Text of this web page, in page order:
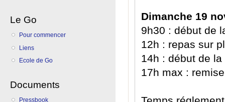
Le Go
Pour commencer
Liens
Ecole de Go
Documents
Pressbook
Dimanche 19
9h30 : début de
12h : repas sur
14h : début de
17h max :